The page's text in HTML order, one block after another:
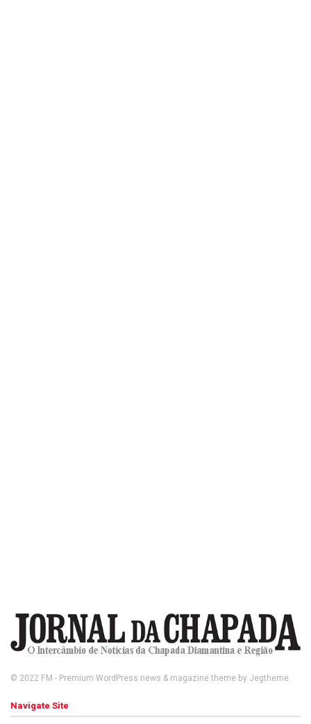
© 2022 FM - Premium WordPress news & magazine theme by Jegtheme.
Navigate Site